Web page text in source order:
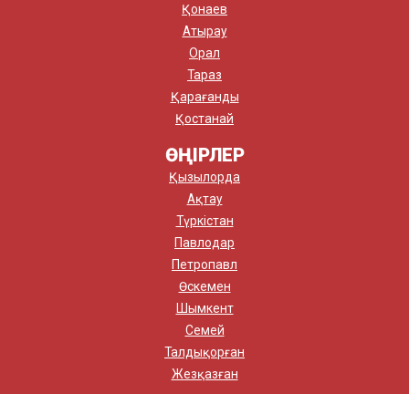
Қонаев
Атырау
Орал
Тараз
Қарағанды
Қостанай
ӨҢІРЛЕР
Қызылорда
Ақтау
Түркістан
Павлодар
Петропавл
Өскемен
Шымкент
Семей
Талдықорған
Жезқазған